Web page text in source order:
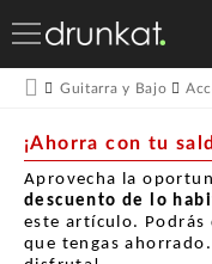
Guitarra y Bajo
¡Ahorra con tu
Aprovecha la
descuento de lo
este artículo. Podrás
que tengas